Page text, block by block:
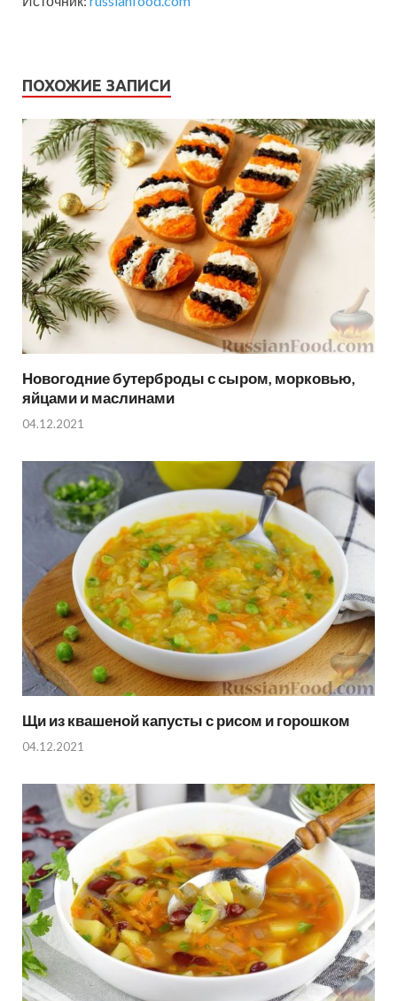
ПОХОЖИЕ ЗАПИСИ
Новогодние бутерброды с сыром, морковью,
яйцами и маслинами
04.12.2021
Щи из квашеной капусты с рисом и горошком
04.12.2021